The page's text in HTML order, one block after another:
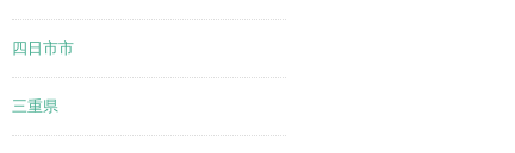
四日市市
三重県